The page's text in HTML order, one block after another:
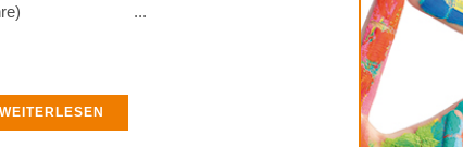
...
WEITERLESEN